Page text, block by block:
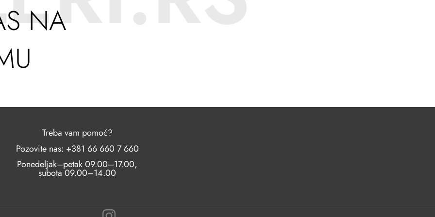
NA
Treba vam pomoć?
Pozovite nas: +381 66 660 7 660
Ponedeljak–petak 09.00–17.00,
subota 09.00–14.00